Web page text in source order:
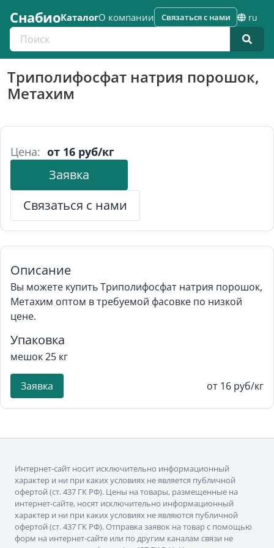
СнабиоКаталогО компании
Поиск по каталогу
Связаться с нами ru
Триполифосфат натрия порошок,
Метахим
Цена: от 16 руб/кг
Заявка
Связаться с нами
Описание
Вы можете купить Триполифосфат натрия порошок,
Метахим оптом в требуемой фасовке по низкой
цене.
Упаковка
мешок 25 кг
Заявка от 16 руб/кг
Интернет-сайт носит исключительно информационный
характер и ни при каких условиях не является публичной
офертой (ст. 437 ГК РФ). Цены на товары, размещенные на
интернет-сайте, носят исключительно информационный
характер и ни при каких условиях не являются публичной
офертой (ст. 437 ГК РФ). Отправка заявок на товар с помощью
форм на интернет-сайте или по другим каналам связи не